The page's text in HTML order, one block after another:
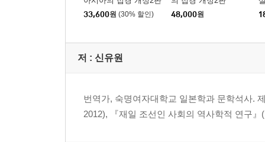
33,600원 (30% 할인) 48,000원
저 : 신유원
번역가, 숙명여자대학교 일본학과 문학석사.
2012), 『재일 조선인 사회의 역사학적 연구